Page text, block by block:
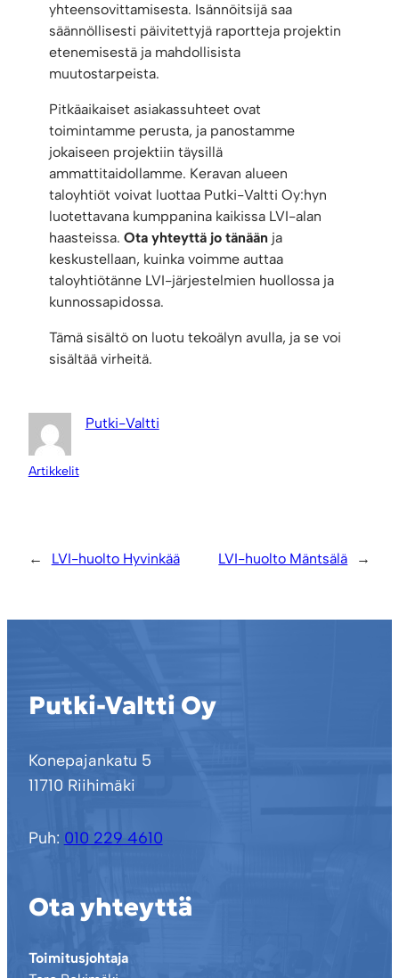
yhteensovittamisesta. Isännöitsijä saa
säännöllisesti päivitettyjä raportteja projektin
etenemisestä ja mahdollisista
muutostarpeista.
Pitkäaikaiset asiakassuhteet ovat
toimintamme perusta, ja panostamme
jokaiseen projektiin täysillä
ammattitaidollamme. Keravan alueen
taloyhtiöt voivat luottaa Putki-Valtti Oy:hyn
luotettavana kumppanina kaikissa LVI-alan
haasteissa.Ota yhteyttä jo tänään ja
keskustellaan, kuinka voimme auttaa
taloyhtiötänne LVI-järjestelmien huollossa ja
kunnossapidossa.
Tämä sisältö on luotu tekoälyn avulla, ja se voi
sisältää virheitä.
Putki-Valtti
Artikkelit
← LVI-huolto Hyvinkää LVI-huolto Mäntsälä →
Putki-Valtti Oy
Konepajankatu 5
11710 Riihimäki
Puh: 010 229 4610
Ota yhteyttä
Toimitusjohtaja